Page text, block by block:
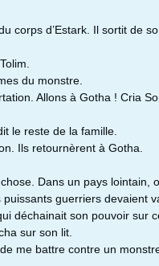
corps d’Estark. Il sortit de
du monstre.
Allons à Gotha ! Cria
le reste de la famille.
Ils retournèrent à Gotha.
Dans un pays lointain,
puissants guerriers devaient
déchainait son pouvoir sur
sur son lit.
me battre contre un